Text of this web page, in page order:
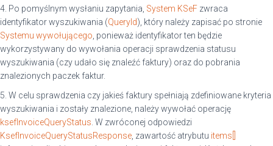
4. Po pomyślnym wysłaniu zapytania, System KSeF zwraca
identyfikator wyszukiwania (QueryId), który należy zapisać po stronie
Systemu wywołującego , ponieważ identyfikator ten będzie
wykorzystywany do wywołania operacji sprawdzenia statusu
wyszukiwania (czy udało się znaleźć faktury) oraz do pobrania
znalezionych paczek faktur.
5. W celu sprawdzenia czy jakieś faktury spełniają zdefiniowane kryteria
wyszukiwania i zostały znalezione, należy wywołać operację
ksefInvoiceQueryStatus . W zwróconej odpowiedzi
KsefInvoiceQueryStatusResponse , zawartość atrybutu items[]